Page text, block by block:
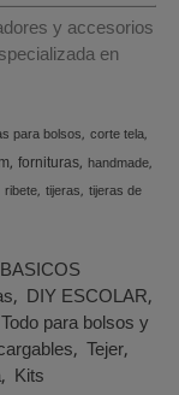
y accesorios
en
para bolsos corte tela
fornituras handmade
ribete tijeras tijeras de
BASICOS
DIY ESCOLAR
Todo para bolsos y
Tejer
Kits